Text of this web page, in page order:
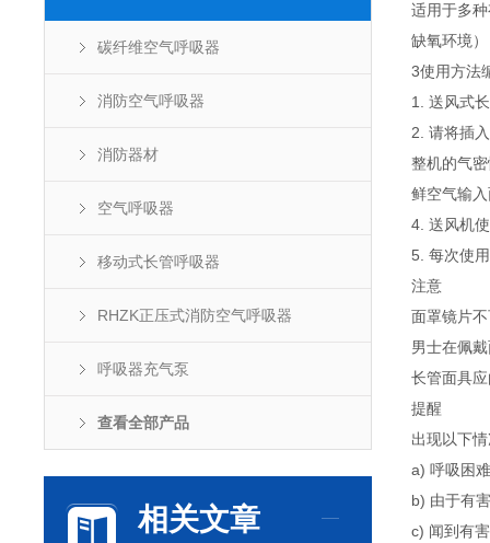
碳纤维空气呼吸器
消防空气呼吸器
消防器材
空气呼吸器
移动式长管呼吸器
RHZK正压式消防空气呼吸器
呼吸器充气泵
查看全部产品
相关文章
适用于多
缺氧环境
3使用方法
1. 送风式
2. 请将插
整机的气
鲜空气输
4. 送风机
5. 每次使
注意
面罩镜片
男士在佩
长管面具
提醒
出现以下
a) 呼吸困
b) 由于有
c) 闻到有